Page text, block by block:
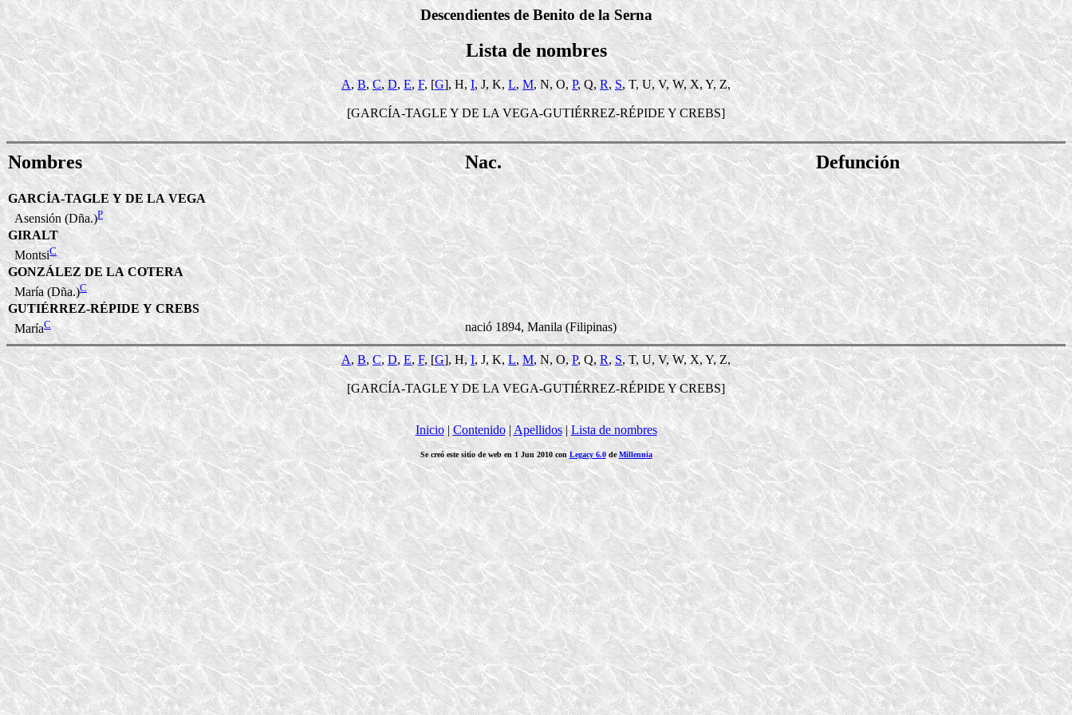
Descendientes de Benito de la Serna
Lista de nombres
A,B,C,D, E,F, [G], H,I, J, K, L,M, N, O,P, Q,R,S, T, U, V, W, X, Y, Z,
[GARCÍA-TAGLE Y DE LA VEGA-GUTIÉRREZ-RÉPIDE Y CREBS]
Nombres Nac. Defunción
GARCÍA-TAGLE Y DE LA VEGA
Asensión (Dña.)P
GIRALT
MontsiC
GONZÁLEZ DE LA COTERA
María (Dña.)C
GUTIÉRREZ-RÉPIDE Y CREBS
MaríaC nació 1894, Manila (Filipinas)
A, B,C,D,E,F, [G], H,I, J, K,L,M, N, O,P, Q,R,S, T, U, V, W, X, Y, Z,
[GARCÍA-TAGLE Y DE LA VEGA-GUTIÉRREZ-RÉPIDE Y CREBS]
Inicio| Contenido|Apellidos|Lista de nombres
Se creó este sitio de web en 1 Jun 2010 con Legacy 6.0deMillennia